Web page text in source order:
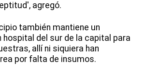
agregó.
también mantiene un
hospital del sur de la capital para
allí ni siquiera han
por falta de insumos.